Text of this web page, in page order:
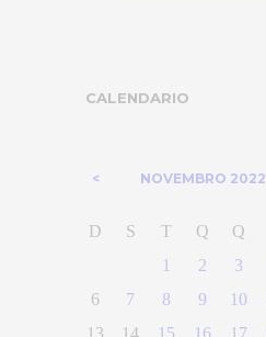
CALENDARIO
NOVEMBRO 2022
D S T Q Q
1
2 3
6
7 8 9 10